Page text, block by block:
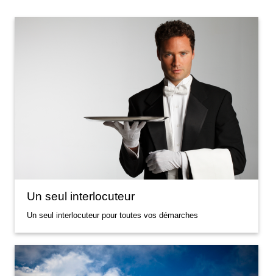
Un seul interlocuteur
Un seul interlocuteur pour toutes vos démarches